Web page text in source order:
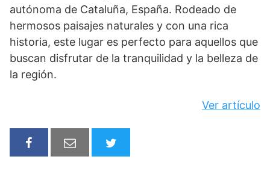
autónoma de Cataluña, España. Rodeado de
hermosos paisajes naturales y con una rica
historia, este lugar es perfecto para aquellos que
buscan disfrutar de la tranquilidad y la belleza de
la región.
Ver artículo